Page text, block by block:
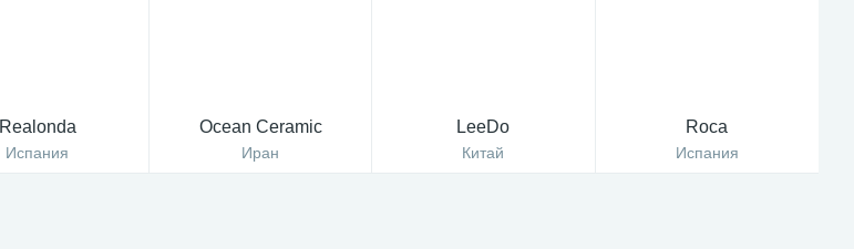
Realonda
Испания
Ocean Ceramic
Иран
LeeDo
Китай
Roca
Испания